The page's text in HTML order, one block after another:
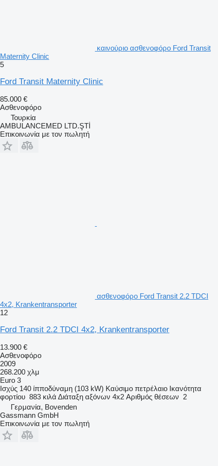
καινούριο ασθενοφόρο Ford Transit
Maternity Clinic
5
Ford Transit Maternity Clinic
85.000 €
Ασθενοφόρο
Τουρκία
AMBULANCEMED LTD.ŞTİ
Επικοινωνία με τον πωλητή
ασθενοφόρο Ford Transit 2.2 TDCI
4x2, Krankentransporter
12
Ford Transit 2.2 TDCI 4x2, Krankentransporter
13.900 €
Ασθενοφόρο
2009
268.200 χλμ
Euro 3
Ισχύς 140 ίπποδύναμη (103 kW) Καύσιμο πετρέλαιο Ικανότητα
φορτίου 883 κιλά Διάταξη αξόνων 4x2 Αριθμός θέσεων 2
Γερμανία, Bovenden
Gassmann GmbH
Επικοινωνία με τον πωλητή